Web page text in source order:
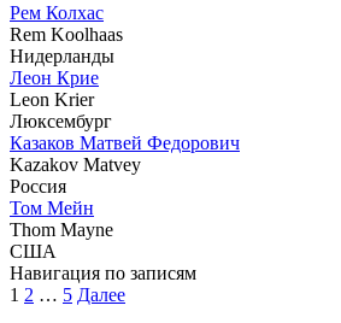
Рем Колхас
Rem Koolhaas
Нидерланды
Леон Крие
Leon Krier
Люксембург
Казаков Матвей Федорович
Kazakov Matvey
Россия
Том Мейн
Thom Mayne
США
Навигация по записям
1 2 … 5 Далее